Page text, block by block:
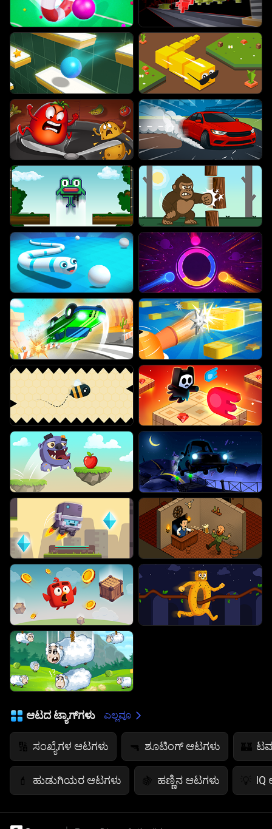
ಆಟದ ಟ್ಯಾಗ್‌ಗಳು ಎಲ್ಲವೂ
🔢 ಸಂಖ್ಯೆಗಳ ಆಟಗಳು 🔫 ಶೂಟಿಂಗ್ ಆಟಗಳು 🏰
💄 ಹುಡುಗಿಯರ ಆಟಗಳು 🍇 ಹಣ್ಣಿನ ಆಟಗಳು 💡 IQ